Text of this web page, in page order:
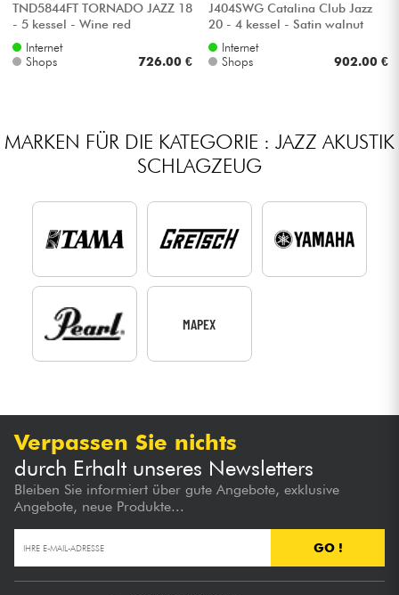
TND5844FT TORNADO JAZZ 18
- 5 kessel - Wine red
Internet
Shops
726.00 €
J404SWG Catalina Club Jazz
20 - 4 kessel - Satin walnut
glazeInternet
Shops
902.00 €
MARKEN FÜR DIE KATEGORIE : JAZZ AKUSTIK
SCHLAGZEUG
MAPEX
Verpassen Sie nichts
durch Erhalt unseres Newsletters
Bleiben Sie informiert über gute Angebote, exklusive
Angebote, neue Produkte...
GO !